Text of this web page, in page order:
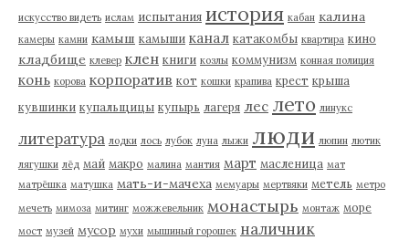
искусство видеть ислам испытания история кабан калина
камеры камни камыш камыши канал катакомбы квартира кино
кладбище клевер клен книги козлы коммунизм конная полиция
конь корова корпоратив кот кошки крапива крест крыша
кувшинки купальщицы купырь лагеря лес лето линукс
литература лодки лось лубок луна лыжи люди люпин лютик
лягушки лёд май макро малина мантия март масленица мат
матрёшка матушка мать-и-мачеха мемуары мертвяки метель метро
мечеть мимоза митинг можжевельник монастырь монтаж море
мост музей мусор мухи мышиный горошек наличник